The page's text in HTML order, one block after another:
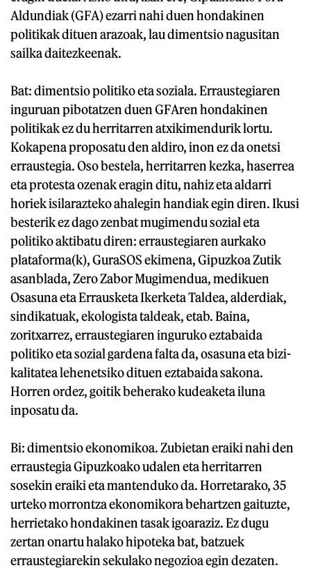
Aldundiak (GFA) ezarri nahi duen hondakinen
politikak dituen arazoak, lau dimentsio nagusitan
sailka daitezkeenak.
Bat: dimentsio politiko eta soziala. Erraustegiaren
inguruan pibotatzen duen GFAren hondakinen
politikak ez du herritarren atxikimendurik lortu.
Kokapena proposatu den aldiro, inon ez da onetsi
erraustegia. Oso bestela, herritarren kezka, haserrea
eta protesta ozenak eragin ditu, nahiz eta aldarri
horiek isilarazteko ahalegin handiak egin diren. Ikusi
besterik ez dago zenbat mugimendu sozial eta
politiko aktibatu diren: erraustegiaren aurkako
plataforma(k), GuraSOS ekimena, Gipuzkoa Zutik
asanblada, Zero Zabor Mugimendua, medikuen
Osasuna eta Errausketa Ikerketa Taldea, alderdiak,
sindikatuak, ekologista taldeak, etab. Baina,
zoritxarrez, erraustegiaren inguruko eztabaida
politiko eta sozial gardena falta da, osasuna eta bizi-
kalitatea lehenetsiko dituen eztabaida sakona.
Horren ordez, goitik beherako kudeaketa iluna
inposatu da.
Bi: dimentsio ekonomikoa. Zubietan eraiki nahi den
erraustegia Gipuzkoako udalen eta herritarren
sosekin eraiki eta mantenduko da. Horretarako, 35
urteko morrontza ekonomikora behartzen gaituzte,
herrietako hondakinen tasak igoaraziz. Ez dugu
zertan onartu halako hipoteka bat, batzuek
erraustegiarekin sekulako negozioa egin dezaten.